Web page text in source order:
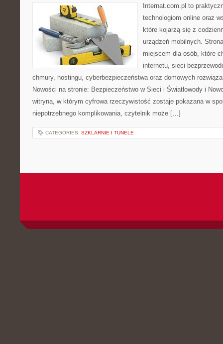
Internat.com.pl to
technologiom online oraz
które kojarzą się z
urządzeń mobilnych.
miejscem dla osób, które
internetu, sieci
chmury, hostingu, cyberbezpieczeństwa oraz domowych
Nowości na stronie: Bezpieczeństwo w Sieci i Światłowody i
witryna, w którym cyfrowa rzeczywistość zostaje pokazana w
niepotrzebnego komplikowania, czytelnik może […]
CATEGORIES: SZKLARNIE I TUNELE